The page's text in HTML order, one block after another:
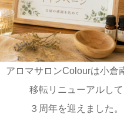
アロマサロンColourは小倉
移転リニューアルして
３周年を迎えました。